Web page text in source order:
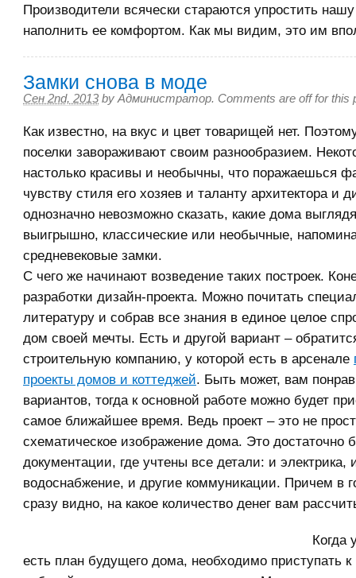
Производители всячески стараются упростить
наполнить ее комфортом. Как мы видим, это им
Замки снова в моде
Сен 2nd, 2013 by Администратор. Comments are off for this
Как известно, на вкус и цвет товарищей нет.
поселки завораживают своим разнообразием.
настолько красивы и необычны, что поражаешься
чувству стиля его хозяев и таланту архитектора и
однозначно невозможно сказать, какие дома
выигрышно, классические или необычные,
средневековые замки.
С чего же начинают возведение таких построек.
разработки дизайн-проекта. Можно почитать
литературу и собрав все знания в единое целое
дом своей мечты. Есть и другой вариант –
строительную компанию, у которой есть в арсенале
проекты домов и коттеджей. Быть может, вам
вариантов, тогда к основной работе можно будет
самое ближайшее время. Ведь проект – это не
схематическое изображение дома. Это достаточно
документации, где учтены все детали: и электрика,
водоснабжение, и другие коммуникации. Причем в
сразу видно, на какое количество денег вам
Когда
есть план будущего дома, необходимо приступать к